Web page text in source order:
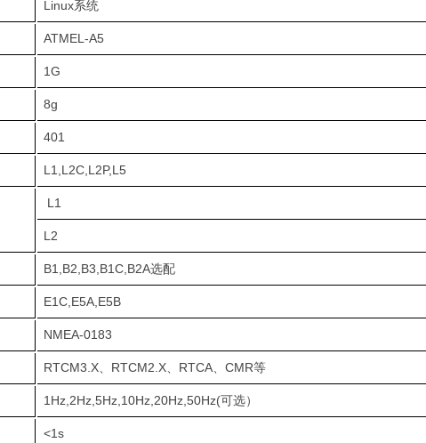
Linux系统
ATMEL-A5
1G
8g
401
L1,L2C,L2P,L5
L1
L2
B1,B2,B3,B1C,B2A选配
E1C,E5A,E5B
NMEA-0183
RTCM3.X、RTCM2.X、RTCA、CMR等
1Hz,2Hz,5Hz,10Hz,20Hz,50Hz(可选）
<1s